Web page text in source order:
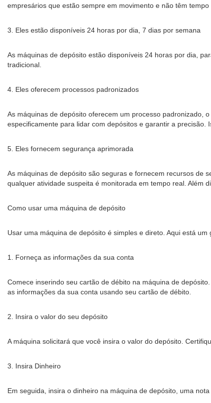
empresários que estão sempre em movimento e não têm
3. Eles estão disponíveis 24 horas por dia, 7 dias por semana
As máquinas de depósito estão disponíveis 24 horas por dia,
tradicional.
4. Eles oferecem processos padronizados
As máquinas de depósito oferecem um processo padronizado,
especificamente para lidar com depósitos e garantir a
5. Eles fornecem segurança aprimorada
As máquinas de depósito são seguras e fornecem recursos de
qualquer atividade suspeita é monitorada em tempo real. Além
Como usar uma máquina de depósito
Usar uma máquina de depósito é simples e direto. Aqui está
1. Forneça as informações da sua conta
Comece inserindo seu cartão de débito na máquina de
as informações da sua conta usando seu cartão de débito.
2. Insira o valor do seu depósito
A máquina solicitará que você insira o valor do depósito.
3. Insira Dinheiro
Em seguida, insira o dinheiro na máquina de depósito, uma